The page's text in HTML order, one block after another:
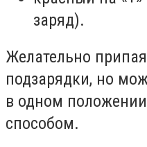
заряд).
Желательно
подзарядки, но
в одном
способом.